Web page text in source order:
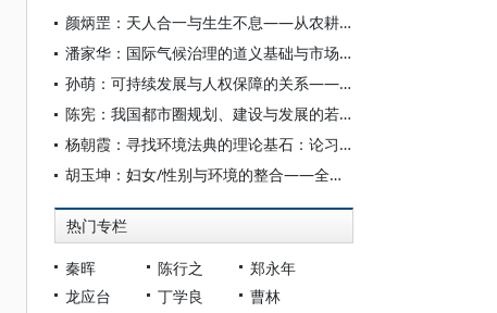
颜炳罡：天人合一与生生不息——从农耕文明到数智文明
潘家华：国际气候治理的道义基础与市场动能
孙萌：可持续发展与人权保障的关系——兼论中国坚持可持续发展与人权保障并举的实践
陈宪：我国都市圈规划、建设与发展的若干思考
杨朝霞：寻找环境法典的理论基石：论习近平生态文明思想对可持续发展观的超越
胡玉坤：妇女/性别与环境的整合——全球政策议程的嬗变及其对中国的启示
热门专栏
秦晖 陈行之
郑永年
龙应台
丁学良
曹林